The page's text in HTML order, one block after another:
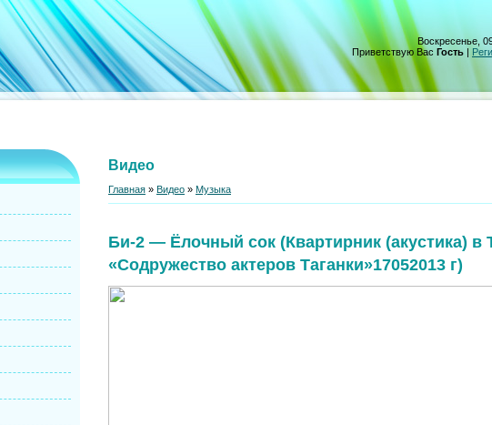
Воскресенье,
Приветствую Вас Гость |
Видео
Главная » Видео » Музыка
Би-2 — Ёлочный сок (Квартирник (акустика) в
«Содружество актеров Таганки»17052013 г)